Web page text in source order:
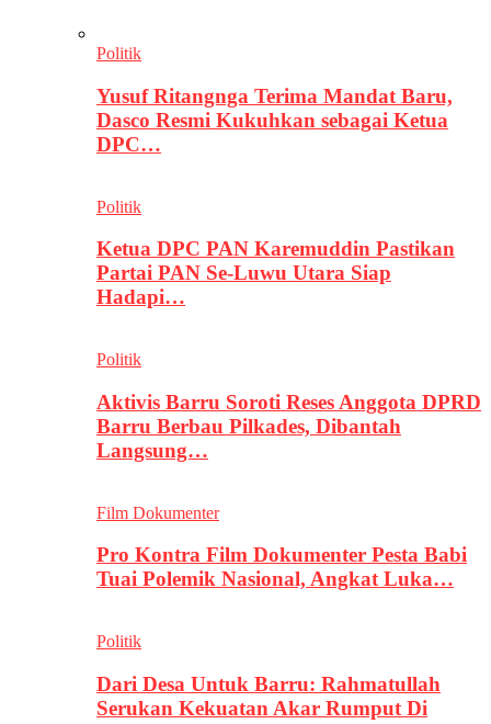
Politik
Yusuf Ritangnga Terima Mandat Baru,
Dasco Resmi Kukuhkan sebagai Ketua
DPC…
Politik
Ketua DPC PAN Karemuddin Pastikan
Partai PAN Se-Luwu Utara Siap
Hadapi…
Politik
Aktivis Barru Soroti Reses Anggota DPRD
Barru Berbau Pilkades, Dibantah
Langsung…
Film Dokumenter
Pro Kontra Film Dokumenter Pesta Babi
Tuai Polemik Nasional, Angkat Luka…
Politik
Dari Desa Untuk Barru: Rahmatullah
Serukan Kekuatan Akar Rumput Di